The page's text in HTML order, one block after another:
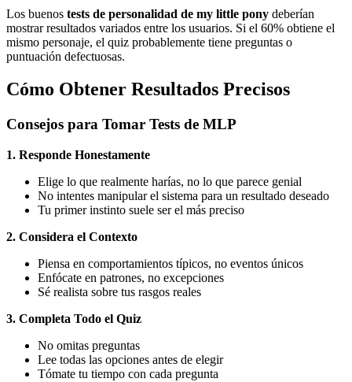
Los buenos tests de personalidad de my little pony deberían
mostrar resultados variados entre los usuarios. Si el 60% obtiene el
mismo personaje, el quiz probablemente tiene preguntas o
puntuación defectuosas.
Cómo Obtener Resultados Precisos
Consejos para Tomar Tests de MLP
1. Responde Honestamente
Elige lo que realmente harías, no lo que parece genial
No intentes manipular el sistema para un resultado deseado
Tu primer instinto suele ser el más preciso
2. Considera el Contexto
Piensa en comportamientos típicos, no eventos únicos
Enfócate en patrones, no excepciones
Sé realista sobre tus rasgos reales
3. Completa Todo el Quiz
No omitas preguntas
Lee todas las opciones antes de elegir
Tómate tu tiempo con cada pregunta